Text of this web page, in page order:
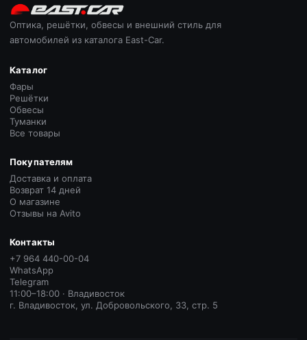
Оптика, решётки, обвесы и внешний стиль для
автомобилей из каталога East-Car.
Каталог
Фары
Решётки
Обвесы
Туманки
Все товары
Покупателям
Доставка и оплата
Возврат 14 дней
О магазине
Отзывы на Avito
Контакты
+7 964 440-00-04
WhatsApp
Telegram
11:00–18:00 · Владивосток
г. Владивосток, ул. Добровольского, 33, стр. 5